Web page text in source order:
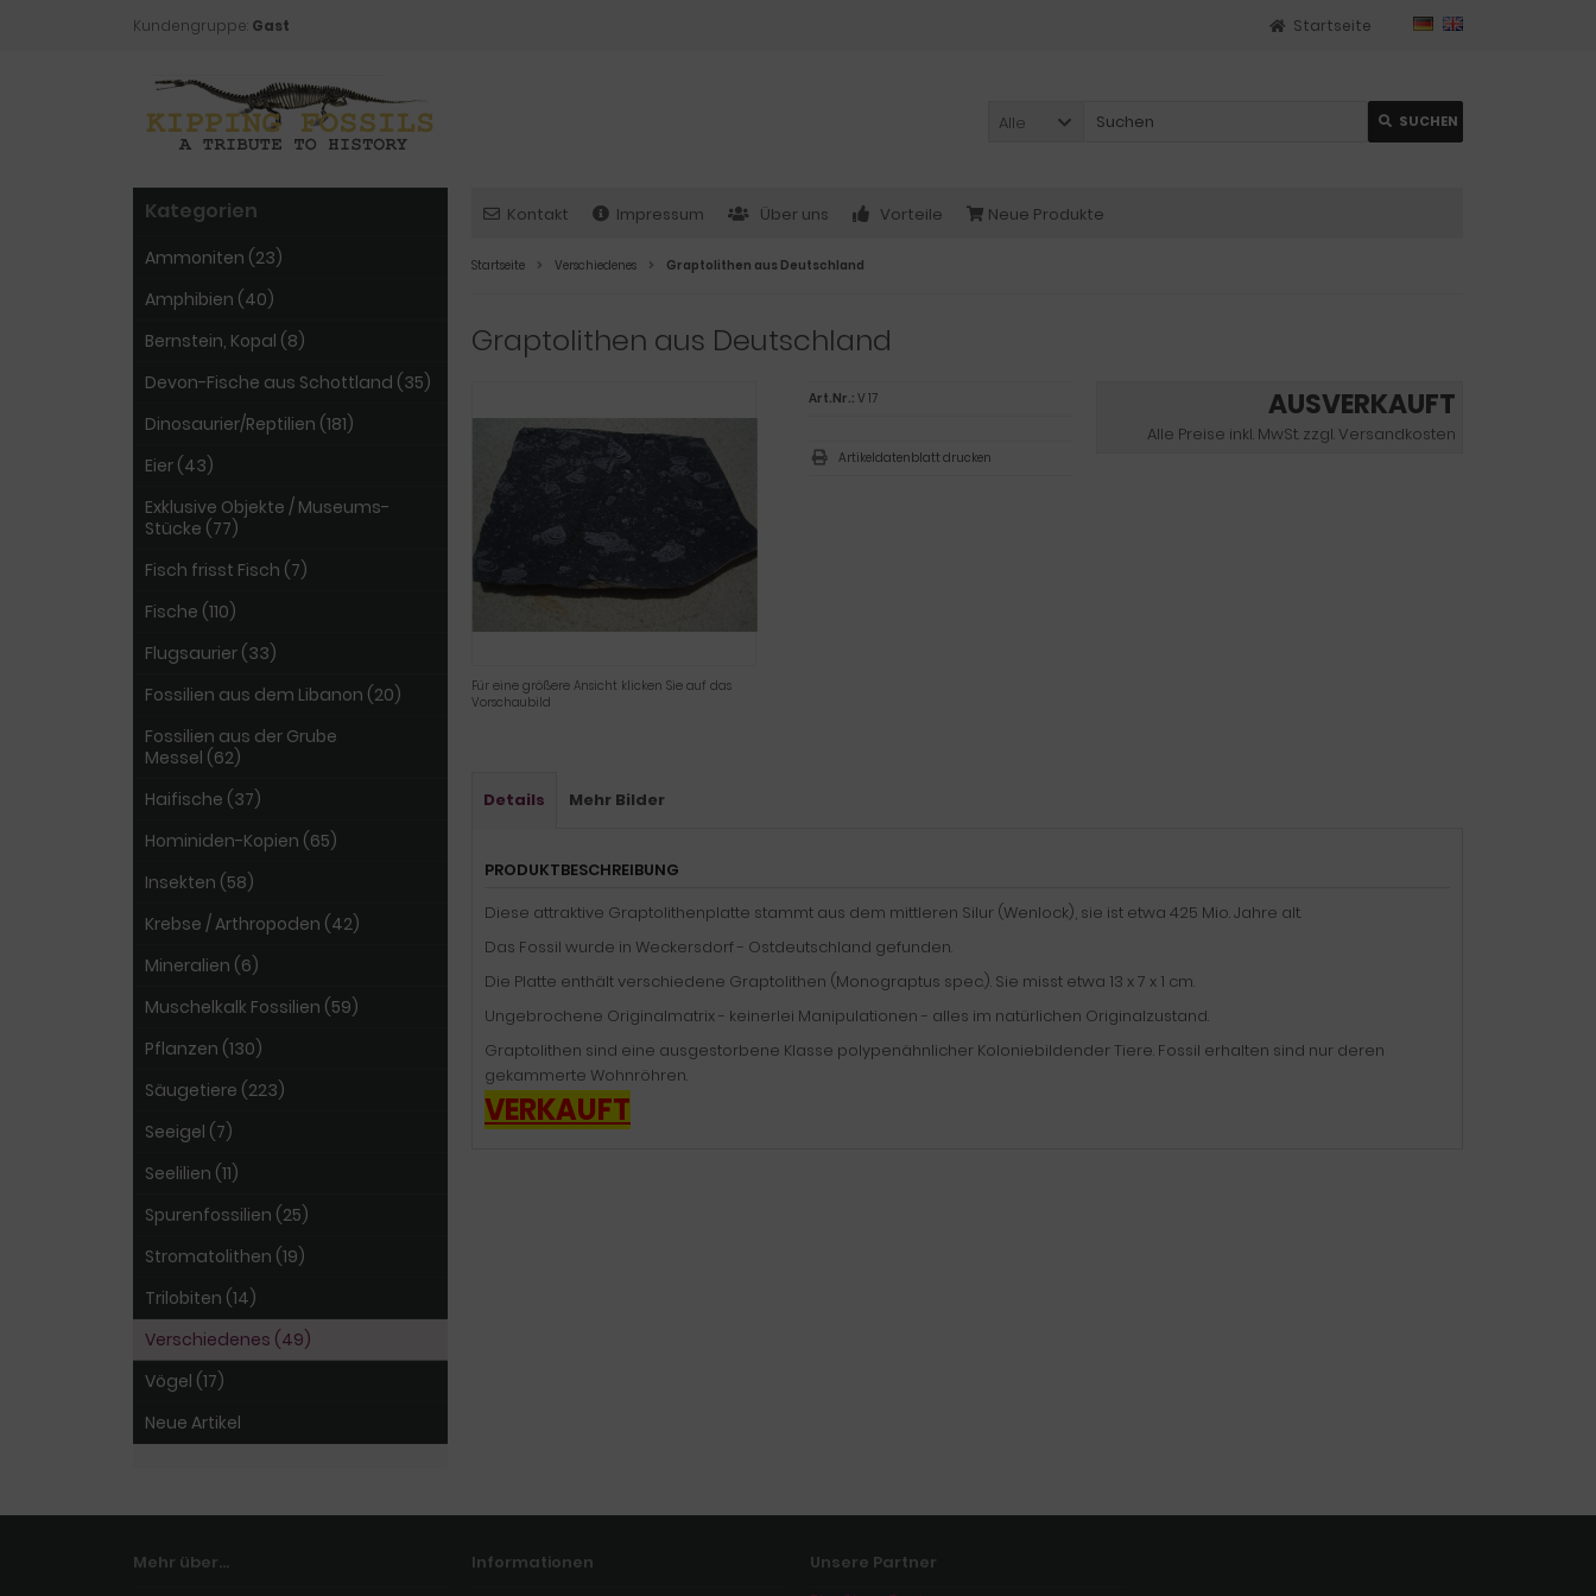
Kundengruppe: Gast Startseite
Alle SUCHEN
Kontakt Impressum Über uns Vorteile Neue Produkte
Startseite Verschiedenes Graptolithen aus Deutschland
Graptolithen aus Deutschland
Für eine größere Ansicht klicken Sie auf das
Vorschaubild
AUSVERKAUFT
Alle Preise inkl. MwSt. zzgl. Versandkosten
Art.Nr.: V 17
Artikeldatenblatt drucken
Details Mehr Bilder
PRODUKTBESCHREIBUNG
Diese attraktive Graptolithenplatte stammt aus dem mittleren Silur (Wenlock), sie ist etwa 425 Mio. Jahre alt.
Das Fossil wurde in Weckersdorf - Ostdeutschland gefunden.
Die Platte enthält verschiedene Graptolithen (Monograptus spec.). Sie misst etwa 13 x 7 x 1 cm.
Ungebrochene Originalmatrix - keinerlei Manipulationen - alles im natürlichen Originalzustand.
Graptolithen sind eine ausgestorbene Klasse polypenähnlicher Koloniebildender Tiere. Fossil erhalten sind nur deren
gekammerte Wohnröhren.
VERKAUFT
Kategorien
Ammoniten (23)
Amphibien (40)
Bernstein, Kopal (8)
Devon-Fische aus Schottland (35)
Dinosaurier/Reptilien (181)
Eier (43)
Exklusive Objekte / Museums-
Stücke (77)
Fisch frisst Fisch (7)
Fische (110)
Flugsaurier (33)
Fossilien aus dem Libanon (20)
Fossilien aus der Grube
Messel (62)
Haifische (37)
Hominiden-Kopien (65)
Insekten (58)
Krebse / Arthropoden (42)
Mineralien (6)
Muschelkalk Fossilien (59)
Pflanzen (130)
Säugetiere (223)
Seeigel (7)
Seelilien (11)
Spurenfossilien (25)
Stromatolithen (19)
Trilobiten (14)
Verschiedenes (49)
Vögel (17)
Neue Artikel
Mehr über... Informationen
Unsere Partner